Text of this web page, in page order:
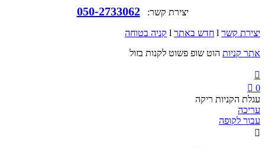
יצירת קשר: 050-2733062
יצירת קשר חדש באתר
קניה בטוחה
אתר קניות הוט שופ פשוט לקנות בזול

0

עגלת הקניות ריקה
עריכה
עבור לקופה
